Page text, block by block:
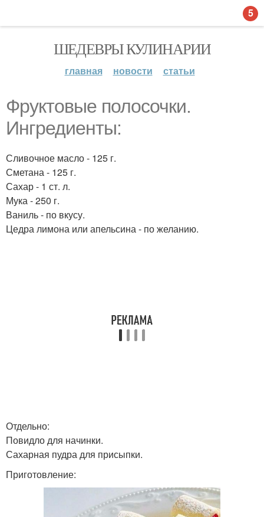
ШЕДЕВРЫ КУЛИНАРИИ
главная новости статьи
Фруктовые полосочки.
Ингредиенты:
Сливочное масло - 125 г.
Сметана - 125 г.
Сахар - 1 ст. л.
Мука - 250 г.
Ваниль - по вкусу.
Цедра лимона или апельсина - по желанию.
Отдельно:
Повидло для начинки.
Сахарная пудра для присыпки.
Приготовление:
5